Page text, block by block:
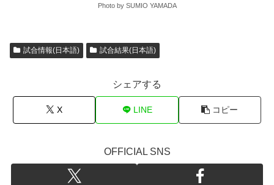
Photo by SUMIO YAMADA
試合情報(日本語) 試合結果(日本語)
シェアする
X LINE コピー
OFFICIAL SNS